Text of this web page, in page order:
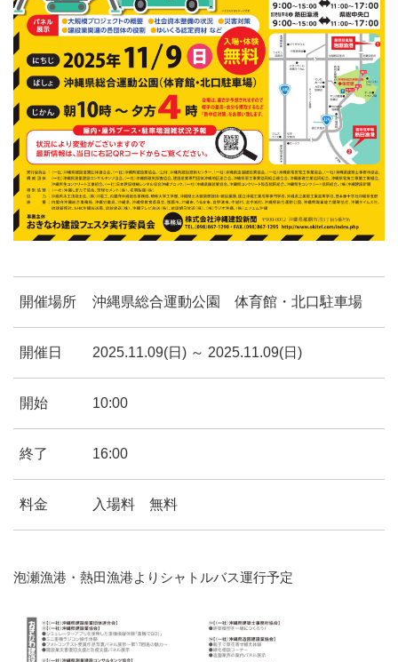
開催場所 沖縄県総合運動公園 体育館・北口駐車場
開催日 2025.11.09(日) ～ 2025.11.09(日)
開始 10:00
終了 16:00
料金 入場料 無料
泡瀬漁港・熱田漁港よりシャトルバス運行予定